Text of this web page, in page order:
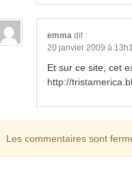
emma dit :
20 janvier 2009 à
Et sur ce site, cet
http://
Les commentaires sont